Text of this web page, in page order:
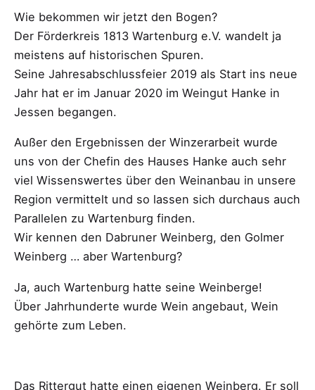
Wie bekommen wir jetzt den Bogen?
Der Förderkreis 1813 Wartenburg e.V. wandelt ja
meistens auf historischen Spuren.
Seine Jahresabschlussfeier 2019 als Start ins neue
Jahr hat er im Januar 2020 im Weingut Hanke in
Jessen begangen.
Außer den Ergebnissen der Winzerarbeit wurde
uns von der Chefin des Hauses Hanke auch sehr
viel Wissenswertes über den Weinanbau in unsere
Region vermittelt und so lassen sich durchaus auch
Parallelen zu Wartenburg finden.
Wir kennen den Dabruner Weinberg, den Golmer
Weinberg … aber Wartenburg?
Ja, auch Wartenburg hatte seine Weinberge!
Über Jahrhunderte wurde Wein angebaut, Wein
gehörte zum Leben.
Das Rittergut hatte einen eigenen Weinberg. Er soll